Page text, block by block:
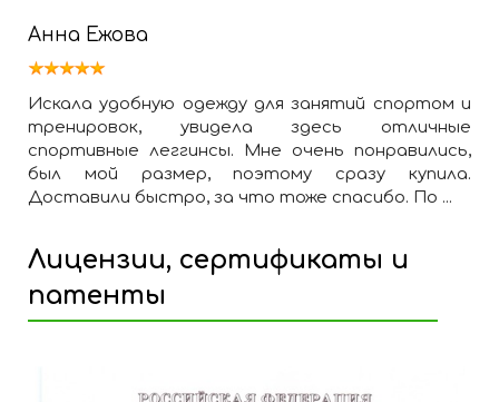
Анна Ежова
Искала удобную одежду для занятий спортом и
тренировок, увидела здесь отличные
спортивные леггинсы. Мне очень понравились,
был мой размер, поэтому сразу купила.
Доставили быстро, за что тоже спасибо. По ...
Лицензии, сертификаты и
патенты